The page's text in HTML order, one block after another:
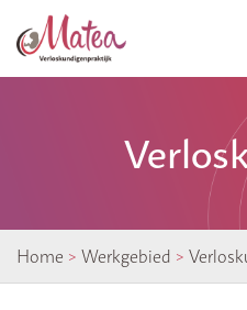
Home > Werkgebied >